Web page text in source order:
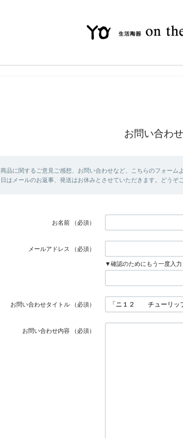
お問い合わせ
商品に関するご意見ご感想、お問い合わせなど、こちらのフォーム
日はメールのお返事、発送はお休みとさせていただきます。どうぞ
お名前 （必須）
メールアドレス
（必須）
▼確認のためにもう一度入力
お問い合わせタイトル （必須）
お問い合わせ内容 （必須）